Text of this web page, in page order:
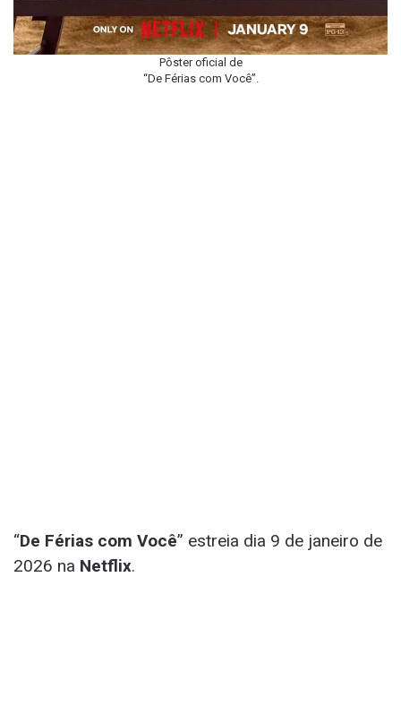
Pôster oficial de
“De Férias com Você”.
“De Férias com Você” estreia dia 9 de janeiro de
2026 na Netflix.